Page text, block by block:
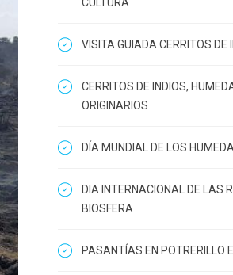
VISITA GUIADA CERRITOS DE
CERRITOS DE INDIOS,
ORIGINARIOS
DÍA MUNDIAL DE LOS
DIA INTERNACIONAL DE LAS
BIOSFERA
PASANTÍAS EN POTRERILLO